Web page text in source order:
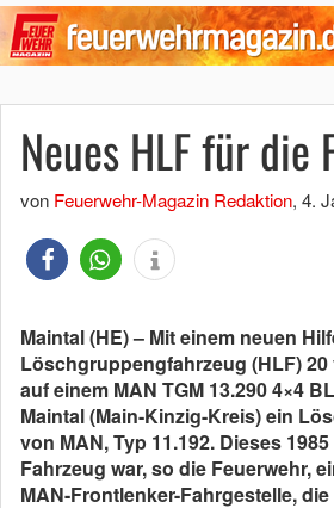
Neues HLF für die
von Feuerwehr-Magazin Redaktion, 4.
Maintal (HE) – Mit einem neuen
Löschgruppengfahrzeug (HLF)
auf einem MAN TGM 13.290 4×4
Maintal (Main-Kinzig-Kreis) ein
von MAN, Typ 11.192. Dieses
Fahrzeug war, so die Feuerwehr,
MAN-Frontlenker-Fahrgestelle,